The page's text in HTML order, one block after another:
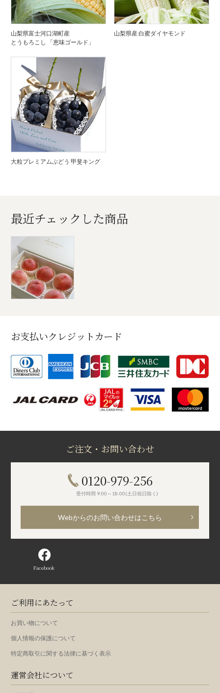
山梨県富士河口湖町産
とうもろこし 「恵味ゴールド」
山梨県産 白蜜ダイヤモンド
大粒プレミアムぶどう 甲斐キング
最近チェックした商品
お支払いクレジットカード
ご注文・お問い合わせ
0120-979-256
受付時間 9:00～18:00(土日祝日除く)
Webからのお問い合わせはこちら
Facebook
ご利用にあたって
お買い物について
個人情報の保護について
特定商取引に関する法律に基づく表示
運営会社について